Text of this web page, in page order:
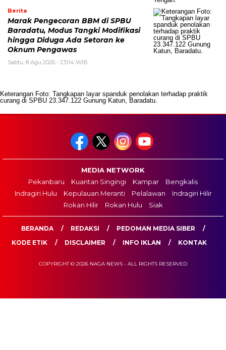
Berita
Marak Pengecoran BBM di SPBU
Baradatu, Modus Tangki Modifikasi
hingga Diduga Ada Setoran ke
Oknum Pengawas
Sabtu, 8 Agu 2026 - 23:04 WIB
Keterangan Foto: Tangkapan layar spanduk penolakan terhadap praktik
curang di SPBU 23.347.122 Gunung Katun, Baradatu.
MEDIA NETWORK
Pekanbaru
Kuantan Singingi Kampar
Bengkalis
Indragiri Hulu
Kepulauan Meranti Pelalawan
Indragiri Hilir
Rokan Hilir
Rokan Hulu Siak
BERANDA REDAKSI
PEDOMAN MEDIA SIBER
KODE ETIK
DISCLAIMER INFO IKLAN KONTAK
COPYRIGHT © 2026 NAGA NEWS - ALL RIGHTS RESERVED